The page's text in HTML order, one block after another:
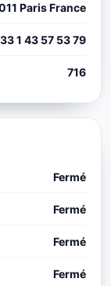
Paris France
1 43 57 53 79
716
Fermé
Fermé
Fermé
Fermé